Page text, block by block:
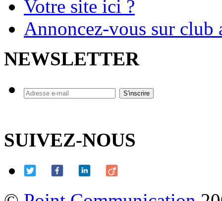
Votre site ici ?
Annoncez-vous sur
NEWSLETTER
SUIVEZ-NOUS